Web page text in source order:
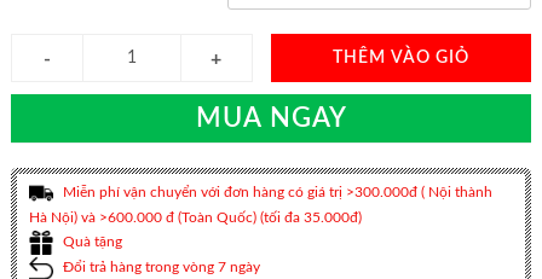
THÊM VÀO GIỎ
MUA NGAY
Miễn phí vận chuyển với đơn hàng có giá trị >300.000đ ( Nội thành
Hà Nội) và >600.000 đ (Toàn Quốc) (tối đa 35.000đ)
Quà tặng
Đổi trả hàng trong vòng 7 ngày